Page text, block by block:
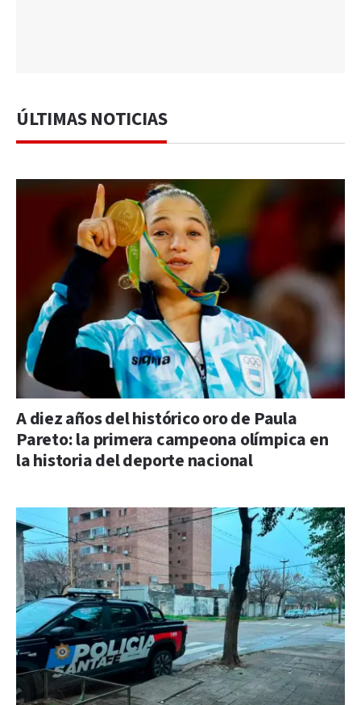
ÚLTIMAS NOTICIAS
A diez años del histórico oro de Paula
Pareto: la primera campeona olímpica en
la historia del deporte nacional